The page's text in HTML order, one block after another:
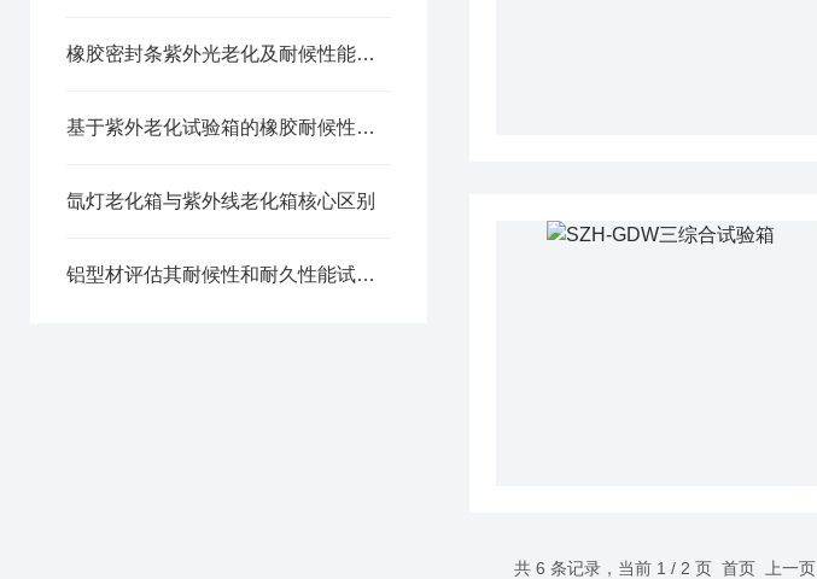
橡胶密封条紫外光老化及耐候性能检测试验方法
基于紫外老化试验箱的橡胶耐候性能测试方法
氙灯老化箱与紫外线老化箱核心区别
铝型材评估其耐候性和耐久性能试验方法紫外老化试验箱
共 6 条记录，当前 1 / 2 页 首页 上一页